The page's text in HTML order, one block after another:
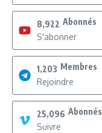
8,922 Abonnés
S'abonner
1,203 Membres
Rejoindre
25,096 Abonnés
Suivre